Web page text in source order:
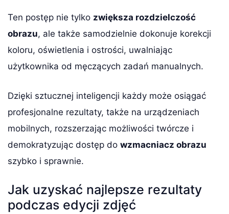
Ten postęp nie tylko zwiększa rozdzielczość
obrazu, ale także samodzielnie dokonuje korekcji
koloru, oświetlenia i ostrości, uwalniając
użytkownika od męczących zadań manualnych.
Dzięki sztucznej inteligencji każdy może osiągać
profesjonalne rezultaty, także na urządzeniach
mobilnych, rozszerzając możliwości twórcze i
demokratyzując dostęp do wzmacniacz obrazu
szybko i sprawnie.
Jak uzyskać najlepsze rezultaty
podczas edycji zdjęć